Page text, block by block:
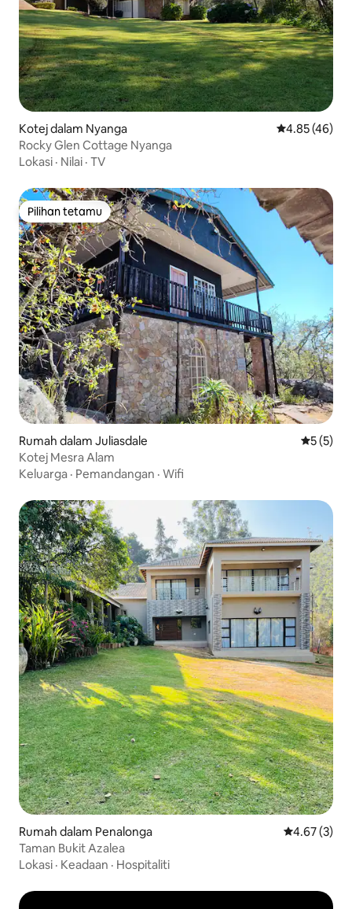
Kotej dalam Nyanga Penarafan
4.85 (46)
Rocky Glen Cottage Nyanga
Lokasi · Nilai · TV
Pilihan tetamu
Pilihan tetamu
Rumah dalam Juliasdale
5 (5)
Kotej Mesra Alam
Keluarga · Pemandangan · Wifi
Rumah dalam Penalonga Penarafan
4.67 (3)
Taman Bukit Azalea
Lokasi · Keadaan · Hospitaliti